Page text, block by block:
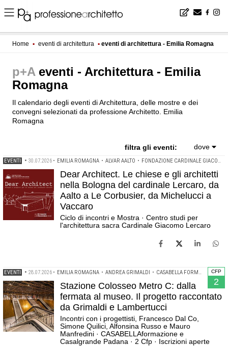
Home ▪ eventi di architettura ▪ eventi di architettura - Emilia Romagna
p+A eventi - Architettura - Emilia
Romagna
Il calendario degli eventi di Architettura, delle mostre e dei
convegni selezionati da professione Architetto. Emilia
Romagna
filtra gli eventi: dove
EVENTI • 30.07.2026 • EMILIA ROMAGNA • ALVAR AALTO • FONDAZIONE CARDINALE GIACOMO LERCARO
Dear Architect. Le chiese e gli architetti
nella Bologna del cardinale Lercaro, da
Aalto a Le Corbusier, da Michelucci a
Vaccaro
Ciclo di incontri e Mostra · Centro studi per
l'architettura sacra Cardinale Giacomo Lercaro
CFP
2
EVENTI • 28.07.2026 • EMILIA ROMAGNA • ANDREA GRIMALDI • CASABELLA FORMAZIONE •
Stazione Colosseo Metro C: dalla
fermata al museo. Il progetto raccontato
da Grimaldi e Lambertucci
Incontri con i progettisti, Francesco Dal Co,
Simone Quilici, Alfonsina Russo e Mauro
Manfredini · CASABELLAformazione e
Casalgrande Padana · 2 Cfp · Iscrizioni aperte